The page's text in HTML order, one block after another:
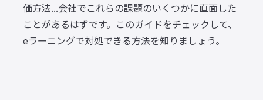
価方法...会社でこれらの課題のいくつかに直面した
ことがあるはずです。このガイドをチェックして、
eラーニングで対処できる方法を知りましょう。